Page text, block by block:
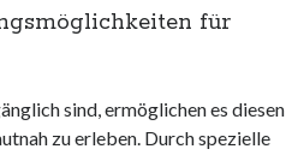
für
sind, ermöglichen es diesen
zu erleben. Durch spezielle